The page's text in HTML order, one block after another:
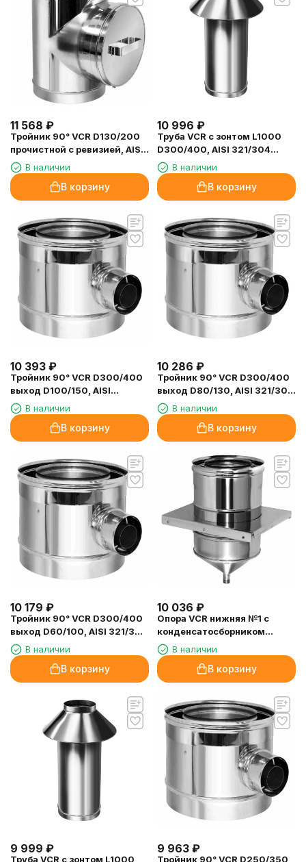
11 568 ₽
Тройник 90° VCR D130/200
прочистной с ревизией, AISI
321/304 (Вулкан)
В наличии
В корзину
10 996 ₽
Труба VCR с зонтом L1000
D300/400, AISI 321/304
(Вулкан)
В наличии
В корзину
10 393 ₽
Тройник 90° VCR D300/400
выход D100/150, AISI
321/304 (Вулкан)
В наличии
В корзину
10 286 ₽
Тройник 90° VCR D300/400
выход D80/130, AISI 321/304
(Вулкан)
В наличии
В корзину
10 179 ₽
Тройник 90° VCR D300/400
выход D60/100, AISI 321/304
(Вулкан)
В наличии
В корзину
10 036 ₽
Опора VCR нижняя №1 с
конденсатосборником
D200/300, AISI 321/304
(Вулкан)
В наличии
В корзину
9 999 ₽
Труба VCR с зонтом L1000
9 963 ₽
Тройник 90° VCR D250/350